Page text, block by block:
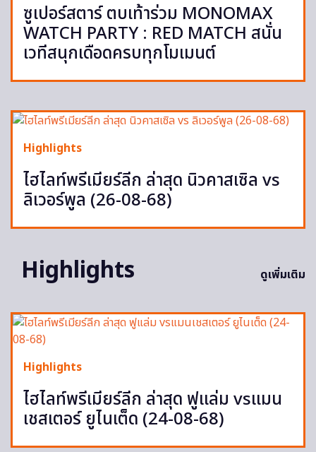
ซูเปอร์สตาร์ ตบเท้าร่วม MONOMAX
WATCH PARTY : RED MATCH สนั่น
เวทีสนุกเดือดครบทุกโมเมนต์
Highlights
ไฮไลท์พรีเมียร์ลีก ล่าสุด นิวคาสเซิล vs
ลิเวอร์พูล (26-08-68)
Highlights ดูเพิ่มเติม
Highlights
ไฮไลท์พรีเมียร์ลีก ล่าสุด ฟูแล่ม vsแมน
เชสเตอร์ ยูไนเต็ด (24-08-68)